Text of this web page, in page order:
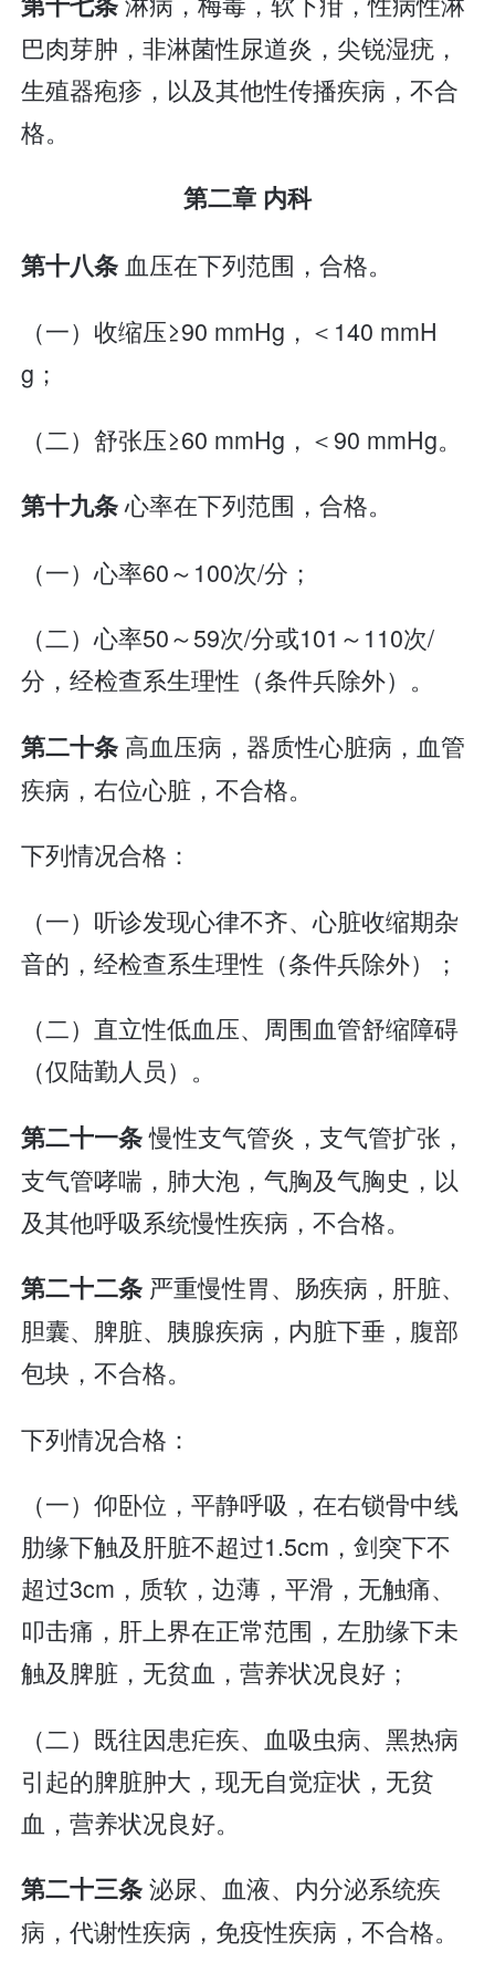
巴肉芽肿，非淋菌性尿道炎，尖锐湿疣，
生殖器疱疹，以及其他性传播疾病，不合
格。
第二章 内科
第十八条 血压在下列范围，合格。
（一）收缩压≥90 mmHg，＜140 mmH
g；
（二）舒张压≥60 mmHg，＜90 mmHg。
第十九条心率在下列范围，合格。
（一）心率60～100次/分；
（二）心率50～59次/分或101～110次/
分，经检查系生理性（条件兵除外）。
第二十条 高血压病，器质性心脏病，血管
疾病，右位心脏，不合格。
下列情况合格：
（一）听诊发现心律不齐、心脏收缩期杂
音的，经检查系生理性（条件兵除外）；
（二）直立性低血压、周围血管舒缩障碍
（仅陆勤人员）。
第二十一条慢性支气管炎，支气管扩张，
支气管哮喘，肺大泡，气胸及气胸史，以
及其他呼吸系统慢性疾病，不合格。
第二十二条 严重慢性胃、肠疾病，肝脏、
胆囊、脾脏、胰腺疾病，内脏下垂，腹部
包块，不合格。
下列情况合格：
（一）仰卧位，平静呼吸，在右锁骨中线
肋缘下触及肝脏不超过1.5cm，剑突下不
超过3cm，质软，边薄，平滑，无触痛、
叩击痛，肝上界在正常范围，左肋缘下未
触及脾脏，无贫血，营养状况良好；
（二）既往因患疟疾、血吸虫病、黑热病
引起的脾脏肿大，现无自觉症状，无贫
血，营养状况良好。
第二十三条泌尿、血液、内分泌系统疾
病，代谢性疾病，免疫性疾病，不合格。